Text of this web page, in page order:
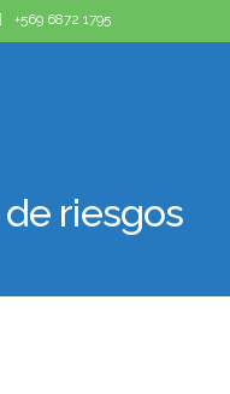
+569 6872 1795
riesgos